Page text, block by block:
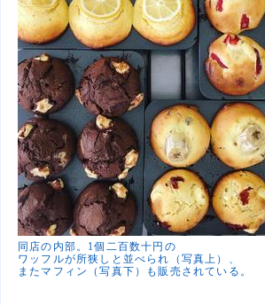
同店の内部。1個二百数十円の
ワッフルが所狭しと並べられ（写真上）、
またマフィン（写真下）も販売されている。